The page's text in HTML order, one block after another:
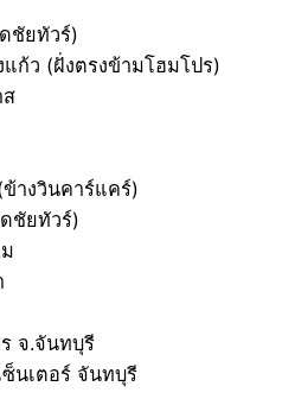
ชัยทัวร์)
ก้ว (ฝั่งตรงข้ามโฮมโปร)
างวินคาร์แคร์)
ชัยทัวร์)
จ.จันทบุรี
นเตอร์ จันทบุรี